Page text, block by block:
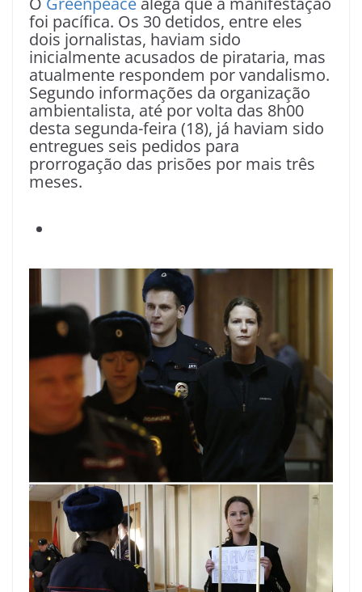
foi pacífica. Os 30 detidos, entre eles
dois jornalistas, haviam sido
inicialmente acusados de pirataria, mas
atualmente respondem por vandalismo.
Segundo informações da organização
ambientalista, até por volta das 8h00
desta segunda-feira (18), já haviam sido
entregues seis pedidos para
prorrogação das prisões por mais três
meses.